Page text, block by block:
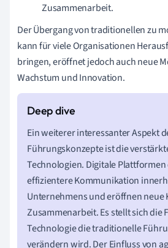
Zusammenarbeit.
Der Übergang von traditionellen zu
kann für viele Organisationen
bringen, eröffnet jedoch auch neue
Wachstum und Innovation.
Ein weiterer interessanter Aspekt
Führungskonzepte ist die
Technologien. Digitale
effizientere Kommunikation
Unternehmens und eröffnen neue
Zusammenarbeit. Es stellt sich die
Technologie die traditionelle
verändern wird. Der Einfluss von